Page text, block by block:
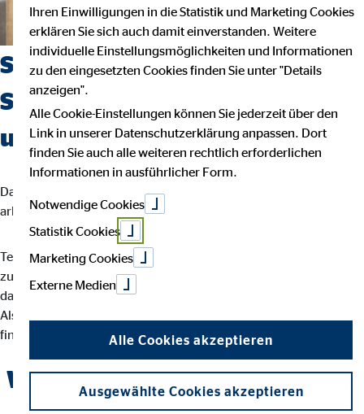
Suchst du einen Job, der
Sicherheit, Selbstbestimmung
und Flexibilität vereint?
Dann bist du bei uns richtig. Wir glauben, dass man am besten
arbeitet, wenn man seinem eigenen Rhythmus folgt.
Teamarbeit und intensiver Austausch sind für uns der Schlüssel
zu besten Ergebnissen. Dein Arbeitsalltag ist abwechslungsreich,
da jede Kundin und jeder Kunde individuelle Lösungen braucht.
Als OVB-Berater*in unterstützt du deine Kund*innen bei
finanziellen Entscheidungen und der Erreichung ihrer Ziele.
Werde Teil des OVB-Teams
Ihren Einwilligungen in die Statistik und Marketing Cookies
erklären Sie sich auch damit einverstanden. Weitere
individuelle Einstellungsmöglichkeiten und Informationen
zu den eingesetzten Cookies finden Sie unter "Details
anzeigen".
Alle Cookie-Einstellungen können Sie jederzeit über den
Link in unserer Datenschutzerklärung anpassen. Dort
finden Sie auch alle weiteren rechtlich erforderlichen
Informationen in ausführlicher Form.
Notwendige Cookies
Statistik Cookies
Marketing Cookies
Externe Medien
Alle Cookies akzeptieren
Ausgewählte Cookies akzeptieren